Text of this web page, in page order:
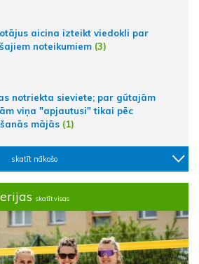
aicina izteikt viedokli par
noteikumiem (3)
notriekta sieviete; par gūtajām
viņa "apjautusi" tikai pēc
mājās (1)
skatīt nākošo
skatīt visas